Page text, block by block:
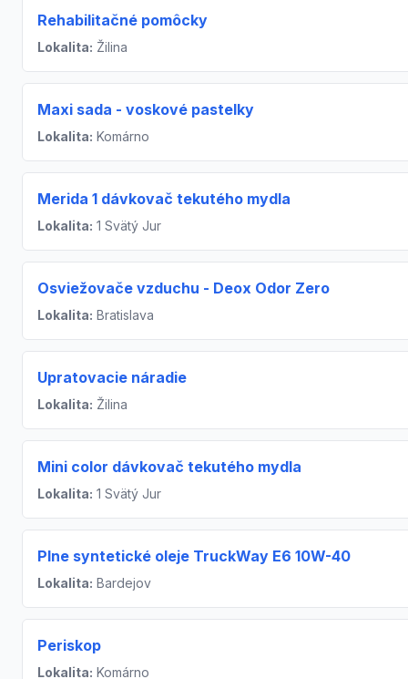
Rehabilitačné pomôcky
Lokalita: Žilina
Maxi sada - voskové pastelky
Lokalita: Komárno
Merida 1 dávkovač tekutého mydla
Lokalita: 1 Svätý Jur
Osviežovače vzduchu - Deox Odor Zero
Lokalita: Bratislava
Upratovacie náradie
Lokalita: Žilina
Mini color dávkovač tekutého mydla
Lokalita: 1 Svätý Jur
Plne syntetické oleje TruckWay E6 10W-40
Lokalita: Bardejov
Periskop
Lokalita: Komárno